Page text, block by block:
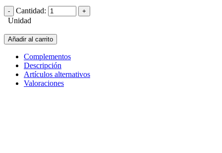
Cantidad:
Unidad
Añadir al carrito
Complementos
Descripción
Artículos alternativos
Valoraciones